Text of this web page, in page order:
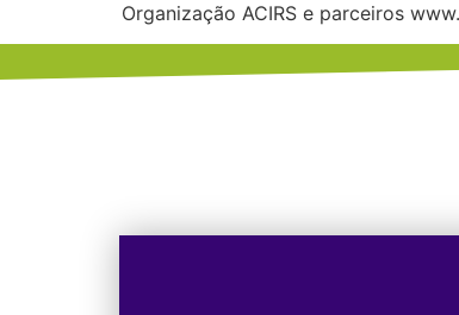
Organização ACIRS e parceiros